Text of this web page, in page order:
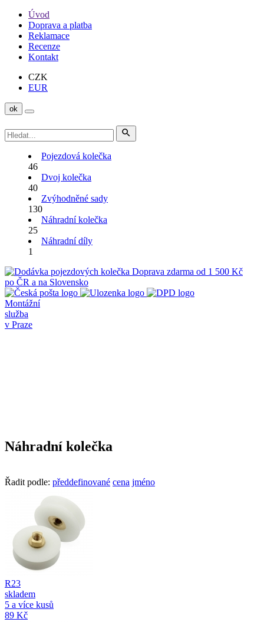
Úvod
Doprava a platba
Reklamace
Recenze
Kontakt
CZK
EUR
ok
Pojezdová kolečka
46
Dvoj kolečka
40
Zvýhodněné sady
130
Náhradní kolečka
25
Náhradní díly
1
Doprava zdarma od 1 500 Kč
po ČR a na Slovensko
Montážní
služba
v Praze
Náhradní kolečka
Řadit podle: předdefinované cena jméno
R23
skladem
5 a více kusů
89 Kč